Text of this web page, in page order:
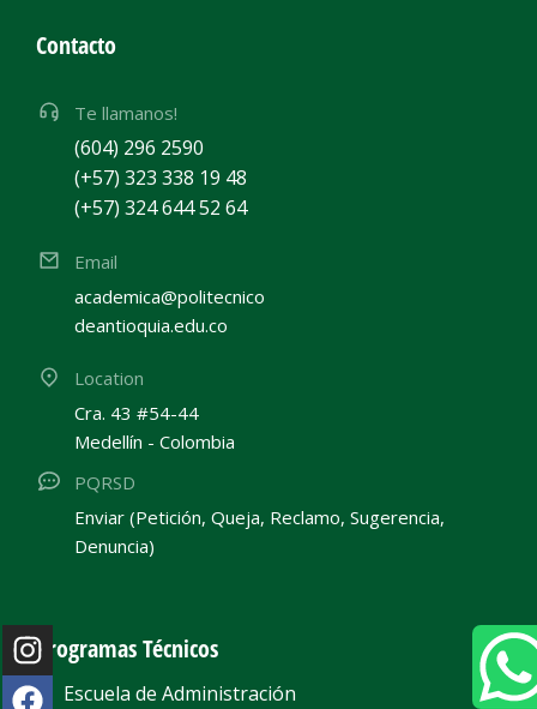
Contacto
Te llamanos!
(604) 296 2590
(+57) 323 338 19 48
(+57) 324 644 52 64
Email
academica@politecnico
deantioquia.edu.co
Location
Cra. 43 #54-44
Medellín - Colombia
PQRSD
Enviar (Petición, Queja, Reclamo, Sugerencia,
Denuncia)
Programas Técnicos
Escuela de Administración